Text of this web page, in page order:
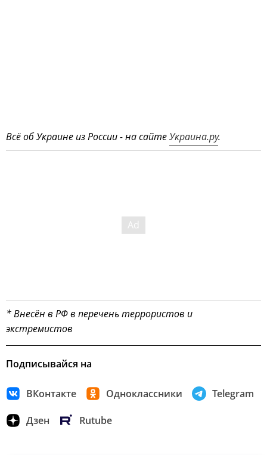
Всё об Украине из России - на сайтеУкраина.ру.
* Внесён в РФ в перечень террористов и
экстремистов
Подписывайся на
ВКонтакте Одноклассники Telegram
Дзен Rutube